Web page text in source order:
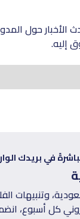
حول
إليه.
في بريدك
وتنبيهات